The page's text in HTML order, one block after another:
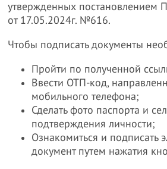
утвержденных постановлением
от 17.05.2024г. №616.
Чтобы подписать документы
Пройти по полученной
Ввести ОТП-код,
мобильного телефона;
Сделать фото паспорта и
подтверждения личности;
Ознакомиться и подписать
документ путем нажатия